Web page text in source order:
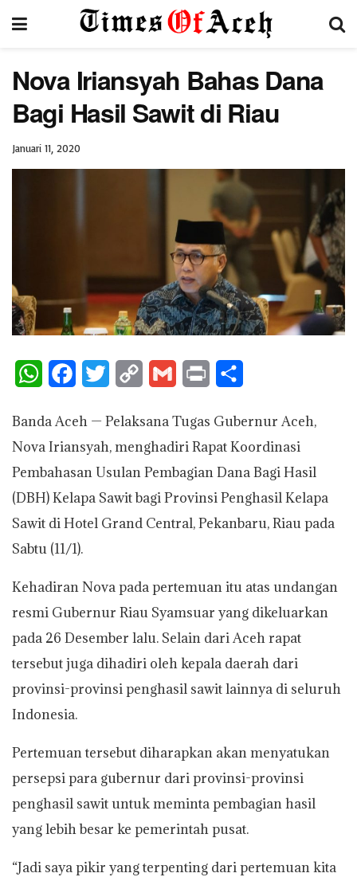
Nova Iriansyah Bahas Dana
Bagi Hasil Sawit di Riau
Januari 11, 2020
W
a
t
s
A
c
e
b
o
i
t
t
p
y
L
a
i
l
n
t
a
r
e
Banda Aceh — Pelaksana Tugas Gubernur Aceh,
Nova Iriansyah, menghadiri Rapat Koordinasi
Pembahasan Usulan Pembagian Dana Bagi Hasil
(DBH) Kelapa Sawit bagi Provinsi Penghasil Kelapa
Sawit di Hotel Grand Central, Pekanbaru, Riau pada
Sabtu (11/1).
Kehadiran Nova pada pertemuan itu atas undangan
resmi Gubernur Riau Syamsuar yang dikeluarkan
pada 26 Desember lalu. Selain dari Aceh rapat
tersebut juga dihadiri oleh kepala daerah dari
provinsi-provinsi penghasil sawit lainnya di seluruh
Indonesia.
Pertemuan tersebut diharapkan akan menyatukan
persepsi para gubernur dari provinsi-provinsi
penghasil sawit untuk meminta pembagian hasil
yang lebih besar ke pemerintah pusat.
“Jadi saya pikir yang terpenting dari pertemuan kita